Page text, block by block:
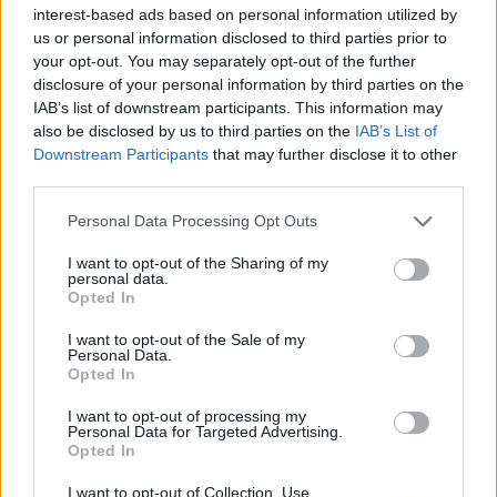
interest-based ads based on personal information utilized by
us or personal information disclosed to third parties prior to
your opt-out. You may separately opt-out of the further
disclosure of your personal information by third parties on the
IAB’s list of downstream participants. This information may
also be disclosed by us to third parties on the IAB’s List of
Downstream Participants that may further disclose it to other
Personal Data Processing Opt Outs
I want to opt-out of the Sharing of my
personal data.
Opted In
I want to opt-out of the Sale of my
Personal Data.
Opted In
I want to opt-out of processing my
Personal Data for Targeted Advertising.
Opted In
I want to opt-out of Collection, Use,
Július
Július 1., Szerda: AnnamáriaésTihamér
Július 2., Csütörtök:Ottó
Július 3., Péntek: Kornél és Soma
Július 4., Szombat:Ulrik
Július 5., Vasárnap:EmeseésSarolta
Július 6., Hétfő:Csaba
Július 8., Szerda:Ellák
Július 9., Csütörtök:
Július 10., Péntek:Amália
Július 11., Szombat:
Július 13., Hétfő:Jenõ
Július 14., Kedd: